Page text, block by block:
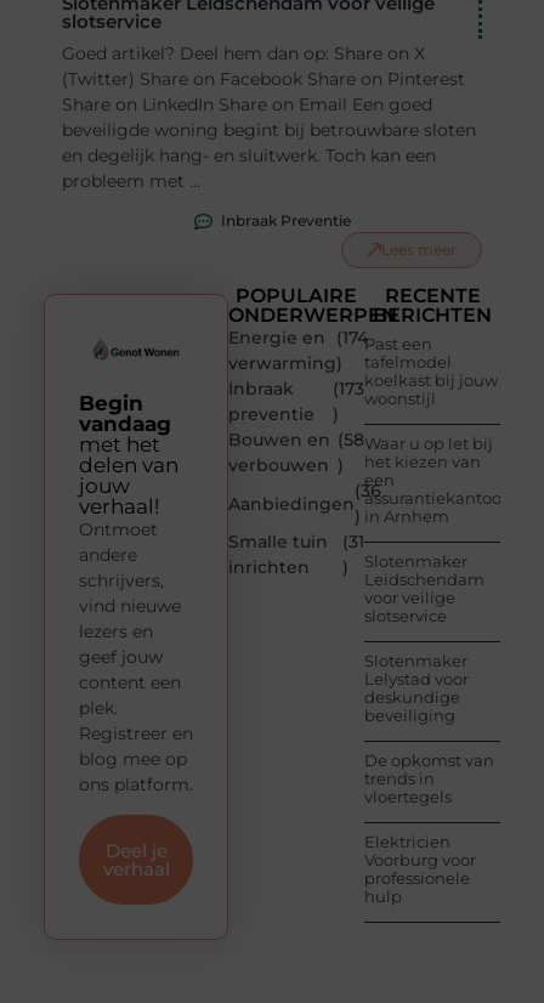
slotservice
Goed artikel? Deel hem dan op: Share on X
(Twitter) Share on Facebook Share on Pinterest
Share on LinkedIn Share on Email Een goed
beveiligde woning begint bij betrouwbare sloten
en degelijk hang- en sluitwerk. Toch kan een
probleem met ...
Inbraak Preventie
Lees meer
POPULAIRE
ONDERWERPEN
Energie en
verwarming
(174
)
Inbraak
preventie
(173
)
Bouwen en
verbouwen
(58
)
Aanbiedingen
(36
)
Smalle tuin
inrichten
(31
)
RECENTE
BERICHTEN
Past een
tafelmodel
koelkast bij jouw
woonstijl
Waar u op let bij
het kiezen van
een
assurantiekantoor
in Arnhem
Slotenmaker
Leidschendam
voor veilige
slotservice
Slotenmaker
Lelystad voor
deskundige
beveiliging
De opkomst van
trends in
vloertegels
Elektricien
Voorburg voor
professionele
hulp
Begin
vandaag
met het
delen van
jouw
verhaal!
Ontmoet
andere
schrijvers,
vind nieuwe
lezers en
geef jouw
content een
plek.
Registreer en
blog mee op
ons platform.
Deel je
verhaal